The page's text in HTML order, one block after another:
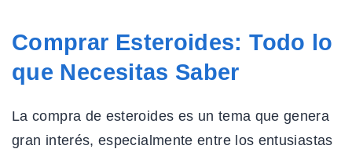
Comprar Esteroides: Todo lo
que Necesitas Saber
La compra de esteroides es un tema que genera
gran interés, especialmente entre los entusiastas